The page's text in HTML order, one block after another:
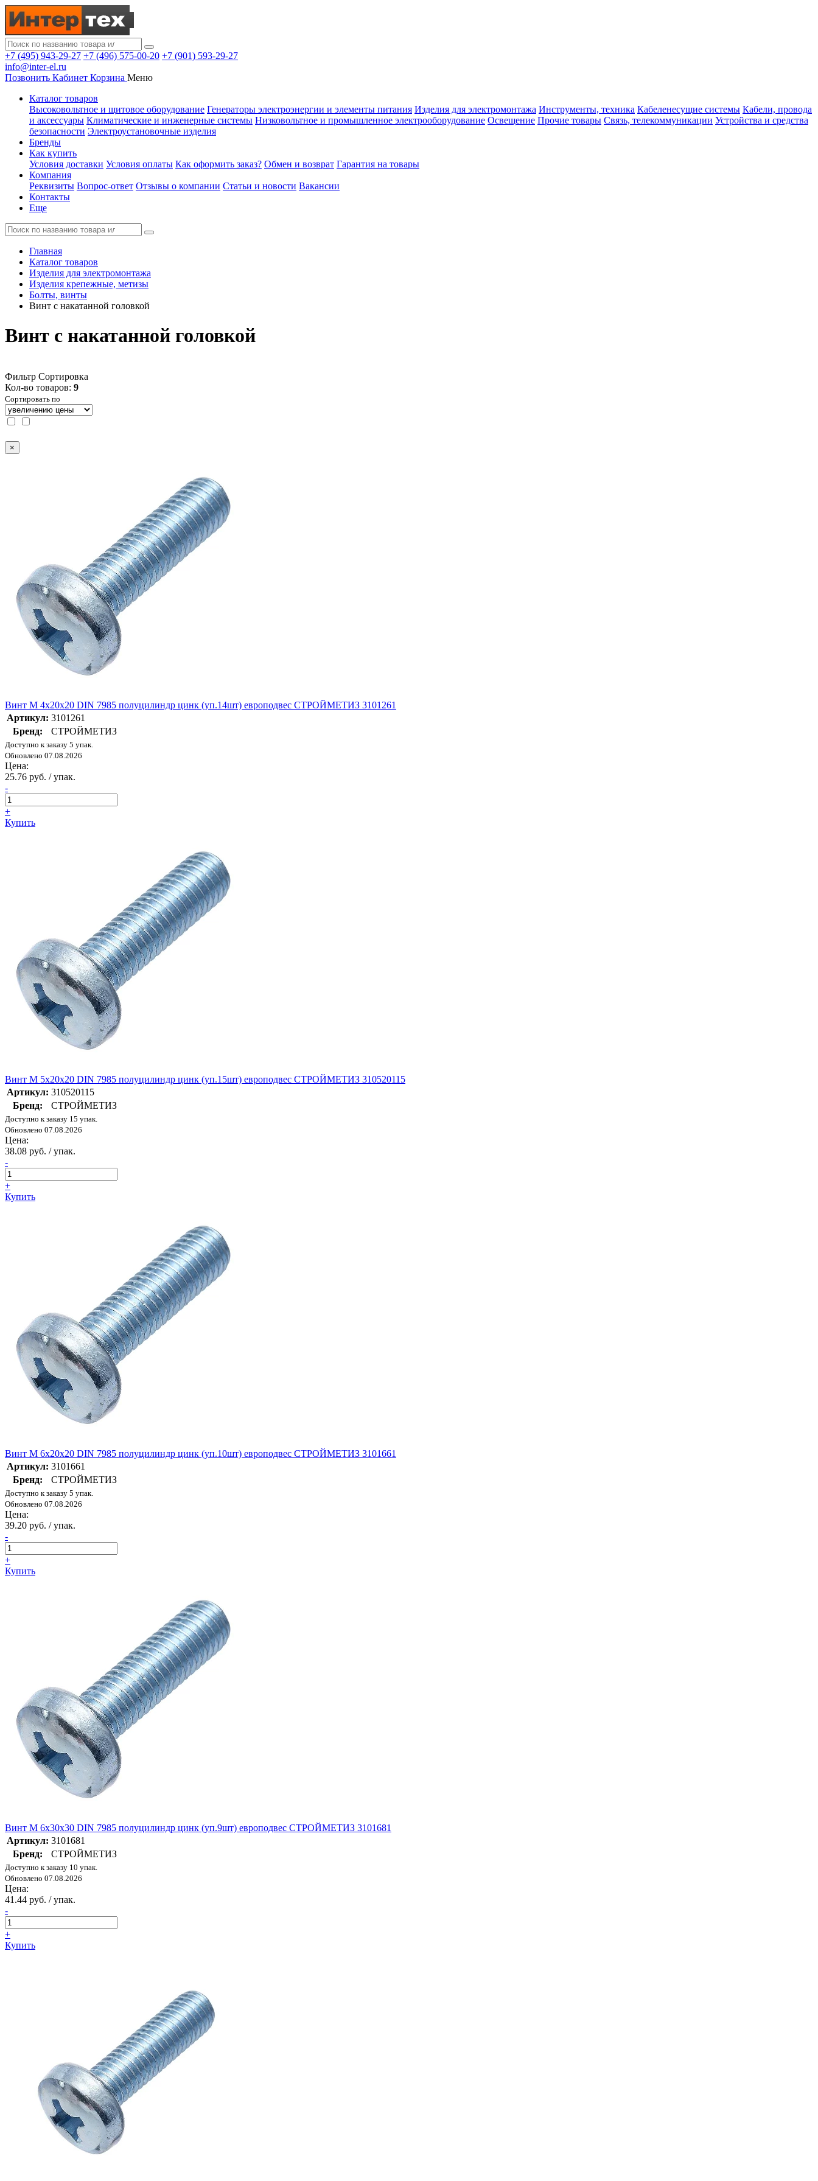
+7 (495) 943-29-27 +7 (496) 575-00-20 +7 (901) 593-29-27
info@inter-el.ru
Позвонить Кабинет Корзина Меню
Каталог товаров
Высоковольтное и щитовое оборудование Генераторы электроэнергии и элементы питания Изделия для электромонтажа Инструменты, техника Кабеленесущие системы Кабели, провода
и аксессуары Климатические и инженерные системы Низковольтное и промышленное электрооборудование Освещение Прочие товары Связь, телекоммуникации Устройства и средства
безопасности Электроустановочные изделия
Бренды
Как купить
Условия доставки Условия оплаты Как оформить заказ? Обмен и возврат Гарантия на товары
Компания
Реквизиты Вопрос-ответ Отзывы о компании Статьи и новости Вакансии
Контакты
Еще
Главная
Каталог товаров
Изделия для электромонтажа
Изделия крепежные, метизы
Болты, винты
Винт с накатанной головкой
Винт с накатанной головкой
Фильтр Сортировка
Кол-во товаров: 9
Сортировать по
×
Винт М 4х20х20 DIN 7985 полуцилиндр цинк (уп.14шт) европодвес СТРОЙМЕТИЗ 3101261
Артикул: 3101261
Бренд:
СТРОЙМЕТИЗ
Доступно к заказу 5 упак.
Обновлено 07.08.2026
Цена:
25.76 руб. / упак.
-
+
Купить
Винт М 5х20х20 DIN 7985 полуцилиндр цинк (уп.15шт) европодвес СТРОЙМЕТИЗ 310520115
Артикул: 310520115
Бренд:
СТРОЙМЕТИЗ
Доступно к заказу 15 упак.
Обновлено 07.08.2026
Цена:
38.08 руб. / упак.
-
+
Купить
Винт М 6х20х20 DIN 7985 полуцилиндр цинк (уп.10шт) европодвес СТРОЙМЕТИЗ 3101661
Артикул: 3101661
Бренд:
СТРОЙМЕТИЗ
Доступно к заказу 5 упак.
Обновлено 07.08.2026
Цена:
39.20 руб. / упак.
-
+
Купить
Винт М 6х30х30 DIN 7985 полуцилиндр цинк (уп.9шт) европодвес СТРОЙМЕТИЗ 3101681
Артикул: 3101681
Бренд:
СТРОЙМЕТИЗ
Доступно к заказу 10 упак.
Обновлено 07.08.2026
Цена:
41.44 руб. / упак.
-
+
Купить